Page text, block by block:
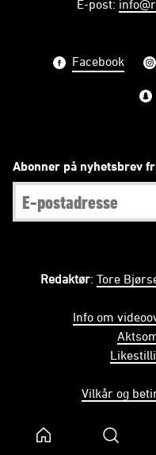
E-post:
Facebook
Abonner på nyhetsbrev
Redaktør: Tore
Info om
Vilkår og